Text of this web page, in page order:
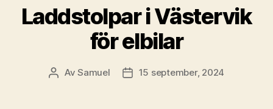
Laddstolpar i Västervik
för elbilar
Inläggsförfattare
AvSamuel Inläggsdatum
15 september, 2024